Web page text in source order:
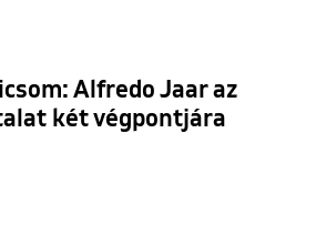
Alfredo Jaar az
két végpontjára